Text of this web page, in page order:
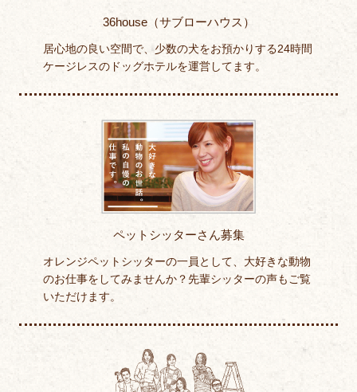
36house（サブローハウス）
居心地の良い空間で、少数の犬をお預かりする24時間
ケージレスのドッグホテルを運営してます。
ペットシッターさん募集
オレンジペットシッターの一員として、大好きな動物
のお仕事をしてみませんか？先輩シッターの声もご覧
いただけます。